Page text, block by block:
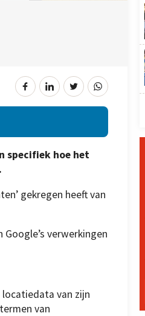
specifiek hoe het
gekregen heeft van
verwerkingen
locatiedata van zijn
van